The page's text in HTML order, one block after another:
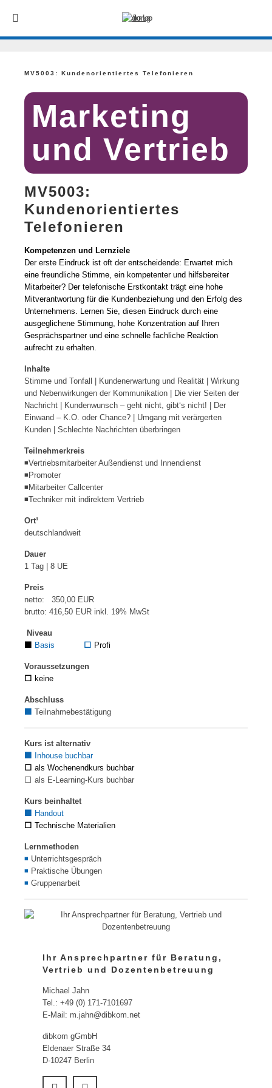
MV5003: Kundenorientiertes Telefonieren
Marketing
und Vertrieb
MV5003:
Kundenorientiertes
Telefonieren
Kompetenzen und Lernziele
Der erste Eindruck ist oft der entscheidende: Erwartet mich
eine freundliche Stimme, ein kompetenter und hilfsbereiter
Mitarbeiter? Der telefonische Erstkontakt trägt eine hohe
Mitverantwortung für die Kundenbeziehung und den Erfolg des
Unternehmens. Lernen Sie, diesen Eindruck durch eine
ausgeglichene Stimmung, hohe Konzentration auf Ihren
Gesprächspartner und eine schnelle fachliche Reaktion
aufrecht zu erhalten.
Inhalte
Stimme und Tonfall | Kundenerwartung und Realität | Wirkung
und Nebenwirkungen der Kommunikation | Die vier Seiten der
Nachricht | Kundenwunsch – geht nicht, gibt‘s nicht! | Der
Einwand – K.O. oder Chance? | Umgang mit verärgerten
Kunden | Schlechte Nachrichten überbringen
Teilnehmerkreis
◾Vertriebsmitarbeiter Außendienst und Innendienst
◾Promoter
◾Mitarbeiter Callcenter
◾Techniker mit indirektem Vertrieb
Ort¹
deutschlandweit
Dauer
1 Tag | 8 UE
Preis
netto: 350,00 EUR
brutto: 416,50 EUR inkl. 19% MwSt
Niveau
Basis ⬜ Profi
Voraussetzungen
⬜ keine
Abschluss
Teilnahmebestätigung
Kurs ist alternativ
Inhouse buchbar
⬜ als Wochenendkurs buchbar
⬜ als E-Learning-Kurs buchbar
Kurs beinhaltet
Handout
⬜ Technische Materialien
Lernmethoden
◾ Unterrichtsgespräch
◾ Praktische Übungen
◾ Gruppenarbeit
Ihr Ansprechpartner für Beratung,
Vertrieb und Dozentenbetreuung
Michael Jahn
Tel.: +49 (0) 171-7101697
E-Mail: m.jahn@dibkom.net
dibkom gGmbH
Eldenaer Straße 34
D-10247 Berlin